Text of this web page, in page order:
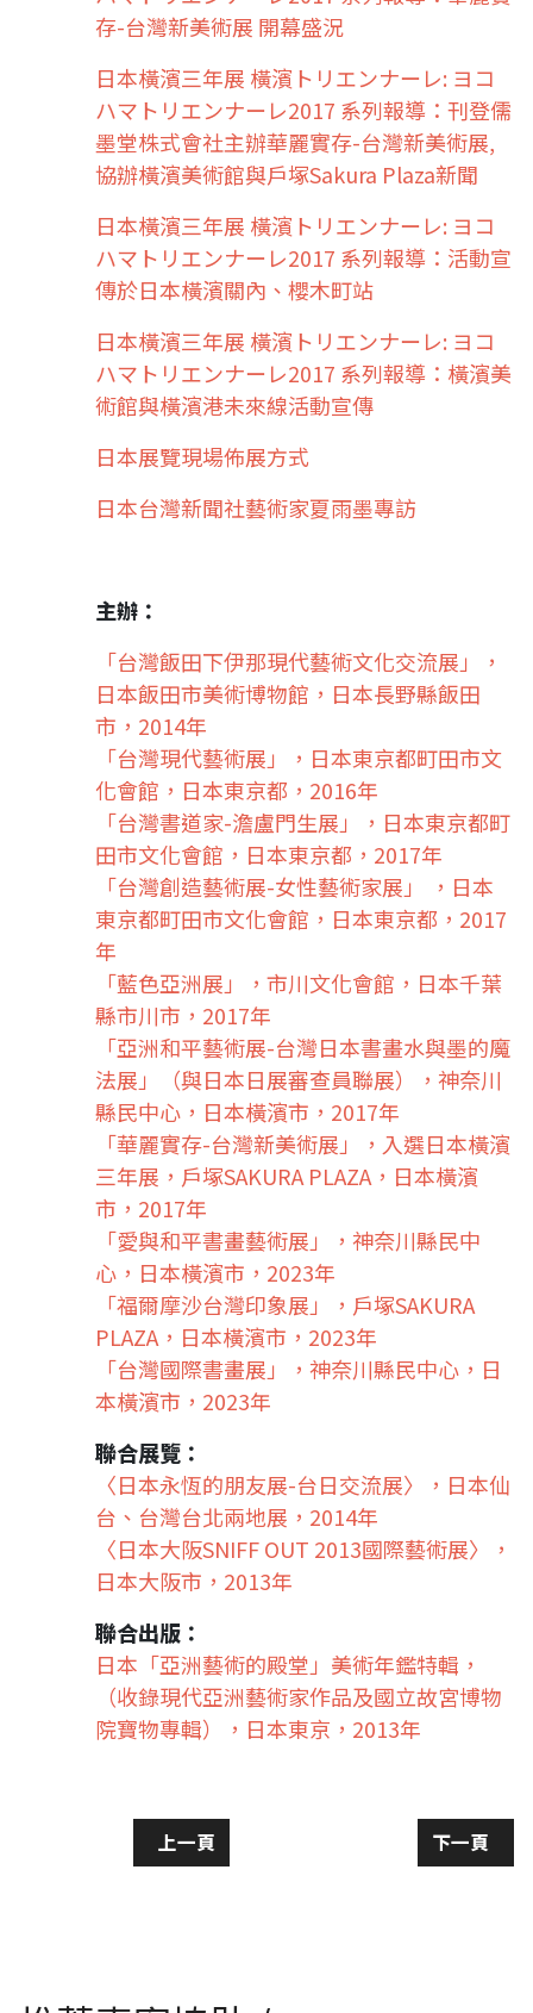
存-台灣新美術展 開幕盛況
日本橫濱三年展 橫濱トリエンナーレ: ヨコ
ハマトリエンナーレ2017 系列報導：刊登儒
墨堂株式會社主辦華麗實存-台灣新美術展,
協辦橫濱美術館與戶塚Sakura Plaza新聞
日本橫濱三年展 橫濱トリエンナーレ: ヨコ
ハマトリエンナーレ2017 系列報導：活動宣
傳於日本橫濱關內、櫻木町站
日本橫濱三年展 橫濱トリエンナーレ: ヨコ
ハマトリエンナーレ2017 系列報導：橫濱美
術館與橫濱港未來線活動宣傳
日本展覽現場佈展方式
日本台灣新聞社藝術家夏雨墨專訪
主辦：
「台灣飯田下伊那現代藝術文化交流展」，
日本飯田市美術博物館，日本長野縣飯田
市，2014年
「台灣現代藝術展」，日本東京都町田市文
化會館，日本東京都，2016年
「台灣書道家-澹盧門生展」，日本東京都町
田市文化會館，日本東京都，2017年
「台灣創造藝術展-女性藝術家展」 ，日本
東京都町田市文化會館，日本東京都，2017
年
「藍色亞洲展」，市川文化會館，日本千葉
縣市川市，2017年
「亞洲和平藝術展-台灣日本書畫水與墨的魔
法展」（與日本日展審查員聯展），神奈川
縣民中心，日本橫濱市，2017年
「華麗實存-台灣新美術展」，入選日本橫濱
三年展，戶塚SAKURA PLAZA，日本橫濱
市，2017年
「愛與和平書畫藝術展」，神奈川縣民中
心，日本橫濱市，2023年
「福爾摩沙台灣印象展」，戶塚SAKURA
PLAZA，日本橫濱市，2023年
「台灣國際書畫展」，神奈川縣民中心，日
本橫濱市，2023年
聯合展覽：
〈日本永恆的朋友展-台日交流展〉，日本仙
台、台灣台北兩地展，2014年
〈日本大阪SNIFF OUT 2013國際藝術展〉，
日本大阪市，2013年
聯合出版：
日本「亞洲藝術的殿堂」美術年鑑特輯，
（收錄現代亞洲藝術家作品及國立故宮博物
院寶物專輯），日本東京，2013年
上一篇文章: 【台日交流展】日本美術展覽
上一頁 下一篇文
下一頁